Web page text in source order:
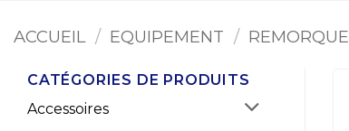
ACCUEIL / EQUIPEMENT / REMORQUE
CATÉGORIES DE PRODUITS
Accessoires